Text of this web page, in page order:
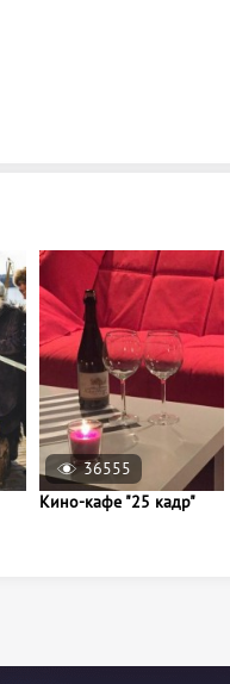
36555
Кино-кафе "25 кадр"